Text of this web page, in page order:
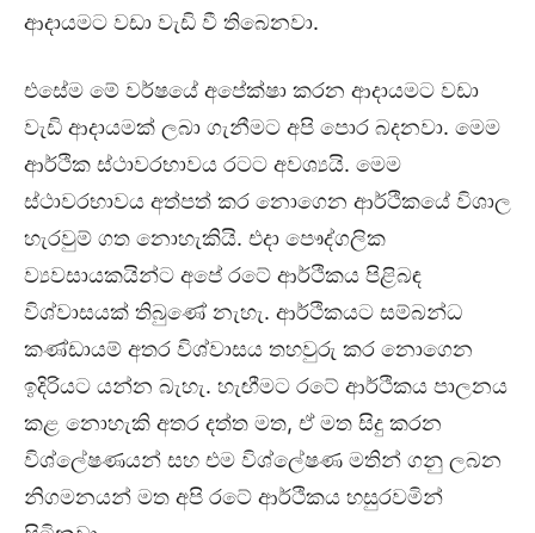
ආදායමට වඩා වැඩි වී තිබෙනවා.
එසේම මේ වර්ෂයේ අපේක්ෂා කරන ආදායමට වඩා
වැඩි ආදායමක් ලබා ගැනීමට අපි පොර බදනවා. මෙම
ආර්ථික ස්ථාවරභාවය රටට අවශ්‍යයි. මෙම
ස්ථාවරභාවය අත්පත් කර නොගෙන ආර්ථිකයේ විශාල
හැරවුම් ගත නොහැකියි. එදා පෞද්ගලික
ව්‍යවසායකයින්ට අපේ රටේ ආර්ථිකය පිළිබඳ
විශ්වාසයක් තිබුණේ නැහැ. ආර්ථිකයට සම්බන්ධ
කණ්ඩායම් අතර විශ්වාසය තහවුරු කර නොගෙන
ඉදිරියට යන්න බැහැ. හැඟීමට රටේ ආර්ථිකය පාලනය
කළ නොහැකි අතර දත්ත මත, ඒ මත සිදු කරන
විශ්ලේෂණයන් සහ එම විශ්ලේෂණ මතින් ගනු ලබන
නිගමනයන් මත අපි රටේ ආර්ථිකය හසුරවමින්